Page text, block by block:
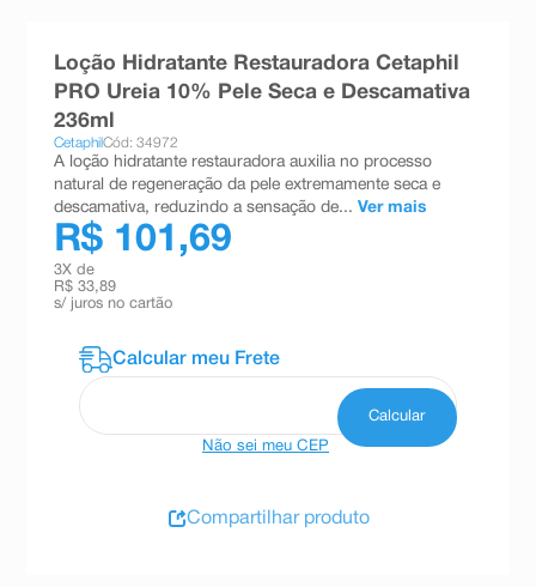
Loção Hidratante Restauradora Cetaphil
PRO Ureia 10% Pele Seca e Descamativa
236ml
CetaphilCód: 34972
A loção hidratante restauradora auxilia no processo
natural de regeneração da pele extremamente seca e
descamativa, reduzindo a sensação de... Ver mais
R$ 101,69
3X de
R$ 33,89
s/ juros no cartão
Não sei meu CEP
Compartilhar produto
teste gravidez
10ºesmalte